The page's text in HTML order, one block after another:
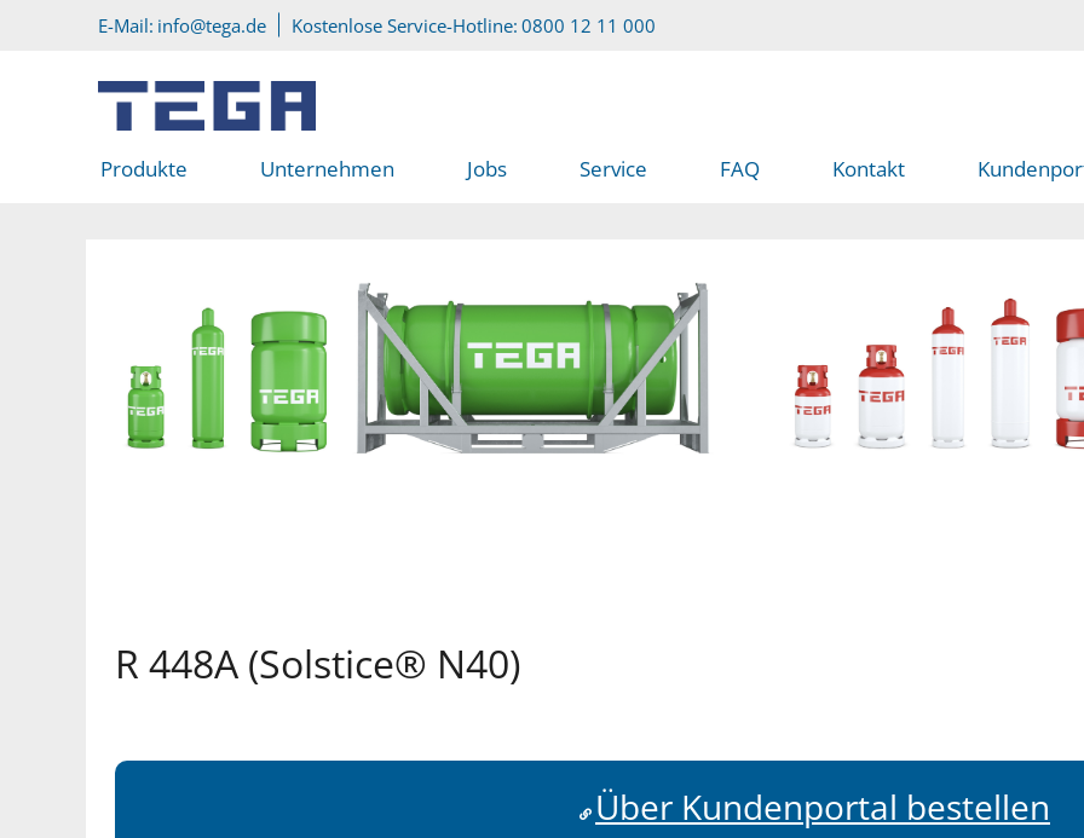
Hauptinhalt
zum Servicemenü
E-Mail: info@tega.de Kostenlose Service-Hotline: 0800 12 11 000
Produkte Unternehmen Jobs Service FAQ Kontakt
R 448A (Solstice® N40)
Über Kundenportal bestellen